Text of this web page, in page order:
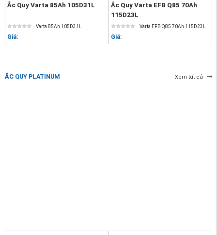
Ắc Quy Varta 85Ah 105D31L
Varta 85Ah 105D31L
Giá:
Ắc Quy Varta EFB Q85 70Ah
115D23L
Varta EFB Q85 70Ah 115D23L
Giá:
ẮC QUY PLATINUM Xem tất cả